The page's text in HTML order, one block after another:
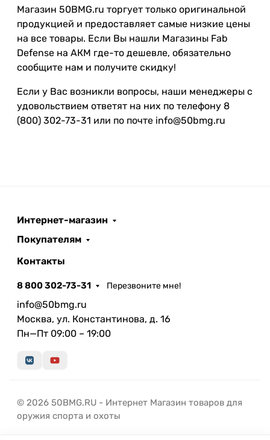
Магазин 50BMG.ru торгует только оригинальной
продукцией и предоставляет самые низкие цены
на все товары. Если Вы нашли Магазины Fab
Defense на АКМ где-то дешевле, обязательно
сообщите нам и получите скидку!
Если у Вас возникли вопросы, наши менеджеры с
удовольствием ответят на них по телефону 8
(800) 302-73-31 или по почте info@50bmg.ru
Интернет-магазин
Покупателям
Контакты
8 800 302-73-31 Перезвоните мне!
info@50bmg.ru
Москва, ул. Константинова, д. 16
Пн—Пт 09:00 – 19:00
© 2026 50BMG.RU - Интернет Магазин товаров для
оружия спорта и охоты